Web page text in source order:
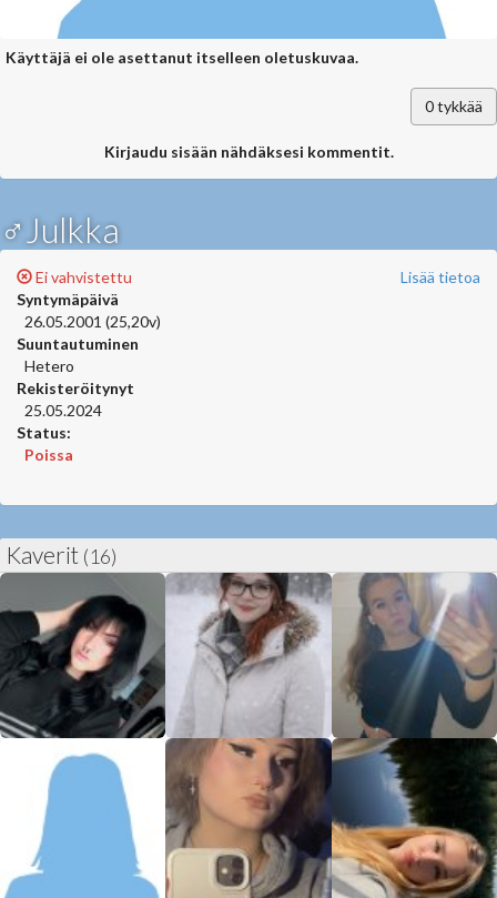
Käyttäjä ei ole asettanut itselleen oletuskuvaa.
0tykkää
Kirjaudu sisään nähdäksesi kommentit.
♂Julkka
Lisää tietoa
Ei vahvistettu
Syntymäpäivä
26.05.2001 (25,20v)
Suuntautuminen
Hetero
Rekisteröitynyt
25.05.2024
Status:
Poissa
Kaverit (16)